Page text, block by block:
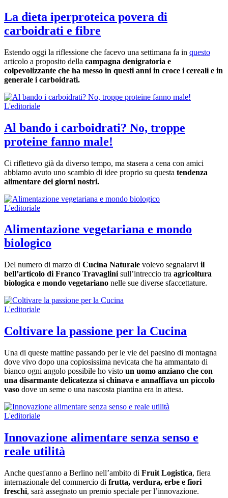
La dieta iperproteica povera di
carboidrati e fibre
Estendo oggi la riflessione che facevo una settimana fa in questo
articolo a proposito della campagna denigratoria e
colpevolizzante che ha messo in questi anni in croce i cereali e in
generale i carboidrati.
L'editoriale
Al bando i carboidrati? No, troppe
proteine fanno male!
Ci riflettevo già da diverso tempo, ma stasera a cena con amici
abbiamo avuto uno scambio di idee proprio su questa tendenza
alimentare dei giorni nostri.
L'editoriale
Alimentazione vegetariana e mondo
biologico
Del numero di marzo di Cucina Naturale volevo segnalarvi il
bell’articolo di Franco Travaglini sull’intreccio tra agricoltura
biologica e mondo vegetariano nelle sue diverse sfaccettature.
L'editoriale
Coltivare la passione per la Cucina
Una di queste mattine passando per le vie del paesino di montagna
dove vivo dopo una copiosissima nevicata che ha ammantato di
bianco ogni angolo possibile ho visto un uomo anziano che con
una disarmante delicatezza si chinava e annaffiava un piccolo
vaso dove un seme o una nascosta piantina era in attesa.
L'editoriale
Innovazione alimentare senza senso e
reale utilità
Anche quest'anno a Berlino nell’ambito di Fruit Logistica, fiera
internazionale del commercio di frutta, verdura, erbe e fiori
freschi, sarà assegnato un premio speciale per l’innovazione.